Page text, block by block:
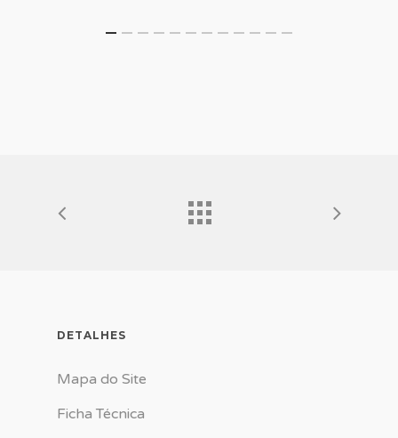
DETALHES
Mapa do Site
Ficha Técnica